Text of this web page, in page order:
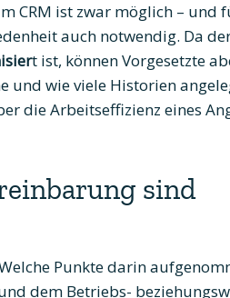
CRM ist zwar möglich – und
auch notwendig. Da
t ist, können Vorgesetzte
und wie viele Historien
die Arbeitseffizienz eines
sind
Punkte darin
dem Betriebs-